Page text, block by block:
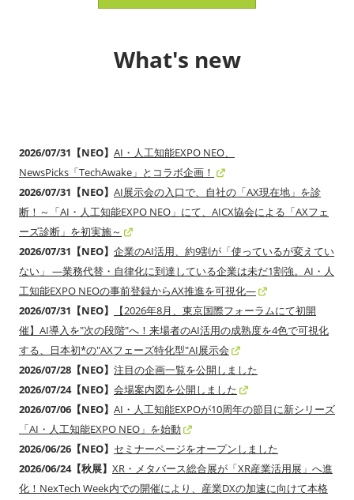
What's new
2026/07/31【NEO】 AI・人工知能EXPO NEO、
NewsPicks「TechAwake」とコラボ企画！
2026/07/31【NEO】 AI展示会の入口で、自社の「AX現在地」を診
断！～「AI・人工知能EXPO NEO」にて、AICX協会による「AXフェ
ーズ診断」を初実施～
2026/07/31【NEO】 企業のAI活用、約9割が「使っているが変えてい
ない」 ―業務代替・自律化に到達している企業は未だ1割強。AI・人
工知能EXPO NEOの事前登録からAX推進を可視化―
2026/07/31【NEO】
【2026年8月、東京国際フォーラムにて初開
催】AI導入を"次の段階"へ！来場者のAI活用の成熟度を4色で可視化
する、日本初*の"AXフェーズ特化型"AI展示会
2026/07/28【NEO】 注目の企画一覧を公開しました
2026/07/24【NEO】 会場案内図を公開しました
2026/07/06【NEO】 AI・人工知能EXPOが10周年の節目に新シリーズ
「AI・人工知能EXPO NEO」を始動
2026/06/26【NEO】 セミナーページをオープンしました
2026/06/24【秋展】 XR・メタバース総合展が「XR産業活用展」へ進
化！NexTech Week内での開催により、産業DXの加速に向けて本格